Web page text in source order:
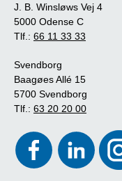
J. B. Winsløws Vej 4
5000 Odense C
Tlf.: 66 11 33 33
Svendborg
Baagøes Allé 15
5700 Svendborg
Tlf.: 63 20 20 00